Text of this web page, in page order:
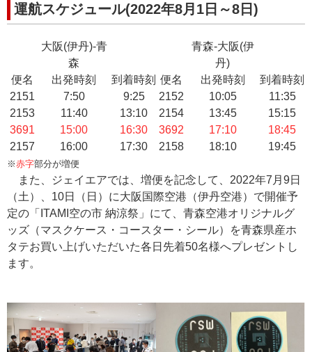
運航スケジュール(2022年8月1日～8日)
大阪(伊丹)-青
森
青森-大阪(伊
丹)
便名
出発時刻 到着時刻 便名 出発時刻
到着時刻
2151
7:50 9:25 2152 10:05
11:35
2153
11:40 13:10 2154 13:45
15:15
3691
15:00 16:30 3692 17:10
18:45
2157
16:00 17:30 2158 18:10 19:45
※赤字部分が増便
また、ジェイエアでは、増便を記念して、2022年7月9日
（土）、10日（日）に大阪国際空港（伊丹空港）で開催予
定の「ITAMI空の市 納涼祭」にて、青森空港オリジナルグ
ッズ（マスクケース・コースター・シール）を青森県産ホ
タテお買い上げいただいた各日先着50名様へプレゼントし
ます。